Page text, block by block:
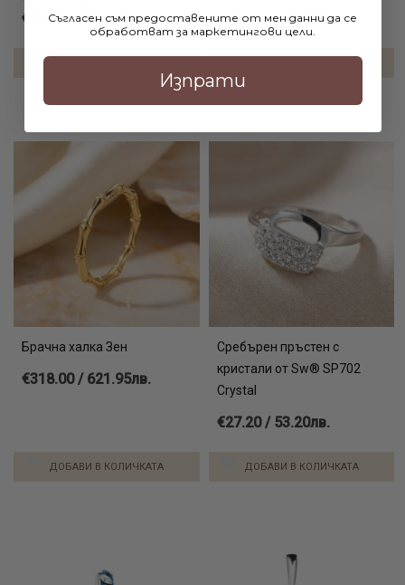
€26.90 / 52.61лв. €93.10 / 182.09лв.
Брачна халка Зен
€318.00 / 621.95лв.
ДОБАВИ В КОЛИЧКАТА
Сребърен пръстен с
кристали от Sw® SP702
Crystal
€27.20 / 53.20лв.
ДОБАВИ В КОЛИЧКАТА
Съгласен съм предоставените от мен данни да се
обработват за маркетингови цели.
Изпрати